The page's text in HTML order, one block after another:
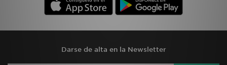
Darse de alta en la Newsletter